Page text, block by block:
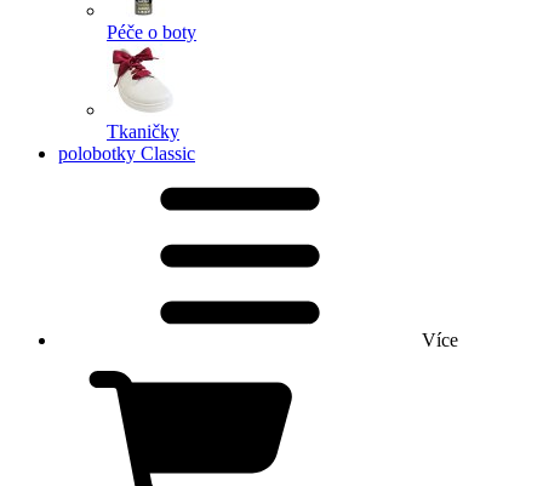
Péče o boty
Tkaničky
polobotky Classic
Více